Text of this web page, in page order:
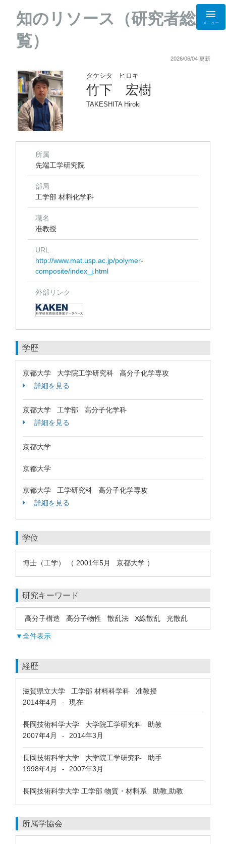
知のリソース（研究者総
覧）
メニュー
2026/06/04 更新
タケシタ ヒロキ
竹下 宏樹
TAKESHITA Hiroki
所属
先端工学研究院
部局
工学部 材料化学科
職名
准教授
URL
http://www.mat.usp.ac.jp/polymer-
composite/index_j.html
外部リンク
学歴
京都大学 大学院工学研究科 高分子化学専攻
詳細を見る
京都大学 工学部 高分子化学科
詳細を見る
京都大学
京都大学
京都大学 工学研究科 高分子化学専攻
詳細を見る
学位
博士（工学） （ 2001年5月 京都大学 ）
研究キーワード
高分子構造 高分子物性 散乱法 X線散乱 光散乱
▼全件表示
経歴
滋賀県立大学 工学部 材料科学科 准教授
2014年4月
- 現在
長岡技術科学大学 大学院工学研究科 助教
2007年4月
- 2014年3月
長岡技術科学大学 大学院工学研究科 助手
1998年4月
- 2007年3月
長岡技術科学大学 工学部 物質・材料系 助教,助教
所属学協会